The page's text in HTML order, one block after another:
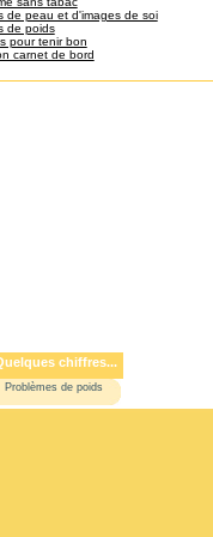
de peau et d'images de soi
de poids
pour tenir bon
carnet de bord
Problèmes de poids
chiffres...